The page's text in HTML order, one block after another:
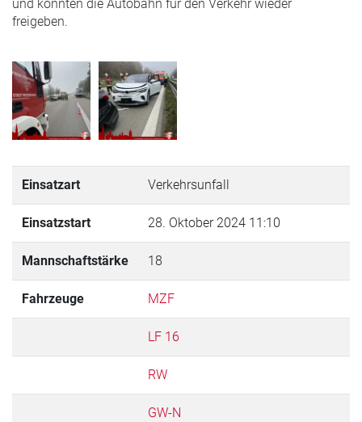
und konnten die Autobahn für den Verkehr wieder
freigeben.
Einsatzart Verkehrsunfall
Einsatzstart 28. Oktober 2024 11:10
Mannschaftstärke 18
Fahrzeuge MZF
LF 16
RW
GW-N